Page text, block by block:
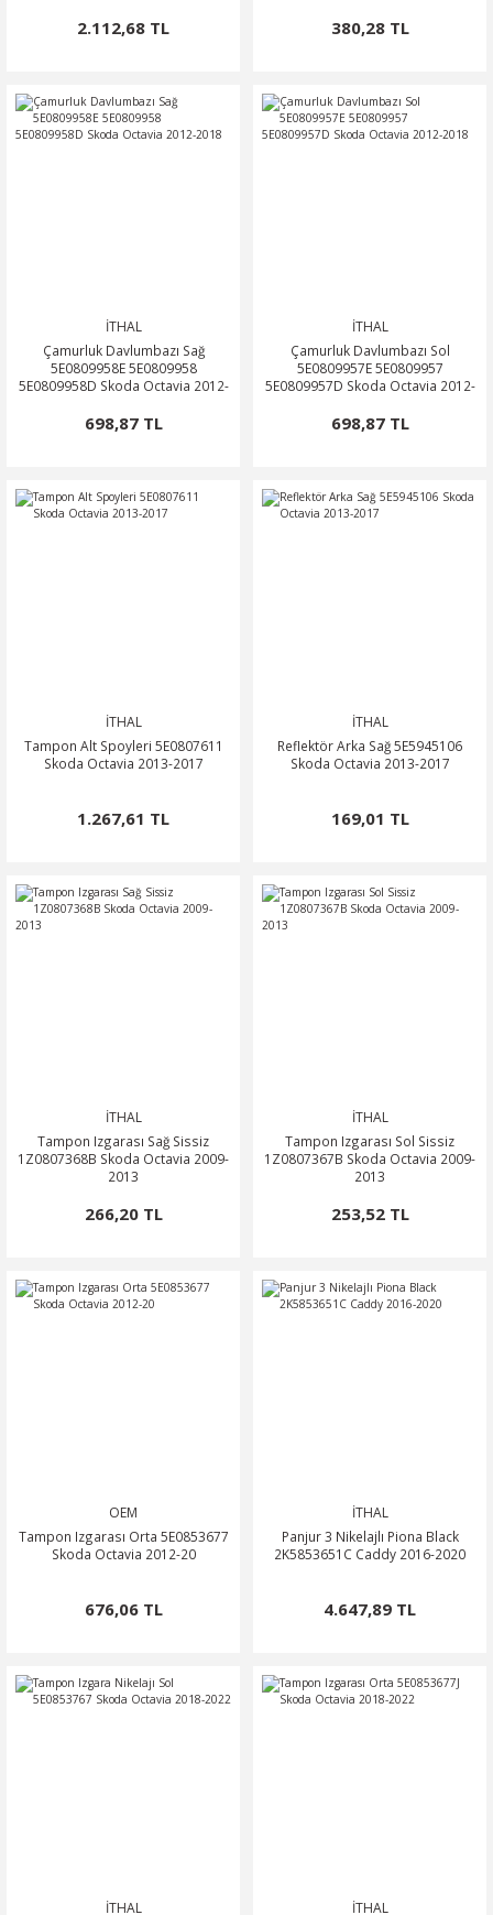
2.112,68 TL 380,28 TL
İTHAL
Çamurluk Davlumbazı Sağ
5E0809958E 5E0809958
5E0809958D Skoda Octavia 2012-
698,87 TL
İTHAL
Çamurluk Davlumbazı Sol
5E0809957E 5E0809957
5E0809957D Skoda Octavia 2012-
698,87 TL
İTHAL
Tampon Alt Spoyleri 5E0807611
Skoda Octavia 2013-2017
1.267,61 TL
İTHAL
Reflektör Arka Sağ 5E5945106
Skoda Octavia 2013-2017
169,01 TL
İTHAL
Tampon Izgarası Sağ Sissiz
1Z0807368B Skoda Octavia 2009-
2013
266,20 TL
İTHAL
Tampon Izgarası Sol Sissiz
1Z0807367B Skoda Octavia 2009-
2013
253,52 TL
OEM
Tampon Izgarası Orta 5E0853677
Skoda Octavia 2012-20
676,06 TL
İTHAL
Panjur 3 Nikelajlı Piona Black
2K5853651C Caddy 2016-2020
4.647,89 TL
İTHAL İTHAL